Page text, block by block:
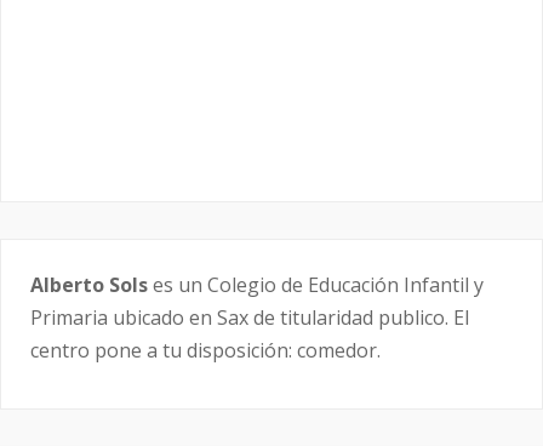
Alberto Solses un Colegio de Educación Infantil y
Primaria ubicado en Sax de titularidad publico. El
centro pone a tu disposición: comedor.